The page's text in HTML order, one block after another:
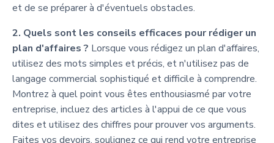
et de se préparer à d'éventuels obstacles.
2. Quels sont les conseils efficaces pour rédiger un
plan d'affaires ? Lorsque vous rédigez un plan d'affaires,
utilisez des mots simples et précis, et n'utilisez pas de
langage commercial sophistiqué et difficile à comprendre.
Montrez à quel point vous êtes enthousiasmé par votre
entreprise, incluez des articles à l'appui de ce que vous
dites et utilisez des chiffres pour prouver vos arguments.
Faites vos devoirs, soulignez ce qui rend votre entreprise